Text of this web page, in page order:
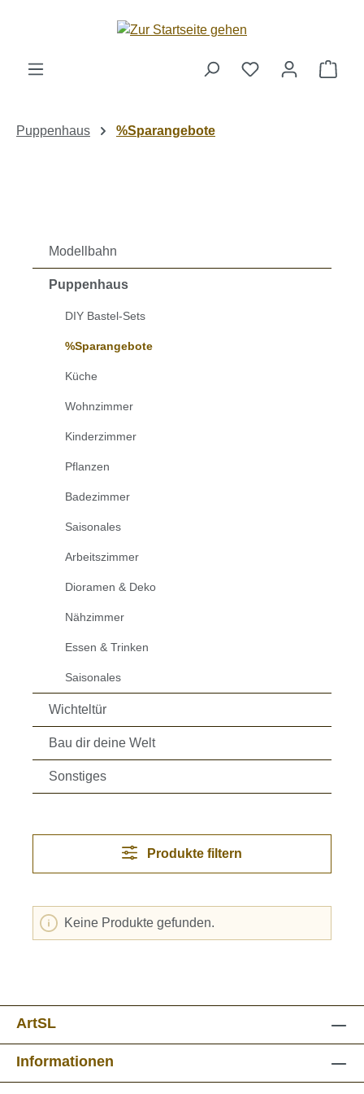
Zum Hauptinhalt springen
Puppenhaus %Sparangebote
Modellbahn
Puppenhaus
DIY Bastel-Sets
%Sparangebote
Küche
Wohnzimmer
Kinderzimmer
Pflanzen
Badezimmer
Saisonales
Arbeitszimmer
Dioramen & Deko
Nähzimmer
Essen & Trinken
Saisonales
Wichteltür
Bau dir deine Welt
Sonstiges
Produkte filtern
Keine Produkte gefunden.
ArtSL
Informationen